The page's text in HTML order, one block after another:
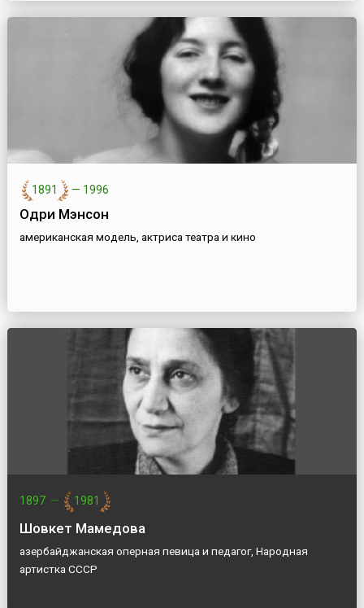
1891 — 1996
Одри Мэнсон
американская модель, актриса театра и кино
1897 — 1981
Шовкет Мамедова
азербайджанская оперная певица и педагог, Народная
артистка СССР